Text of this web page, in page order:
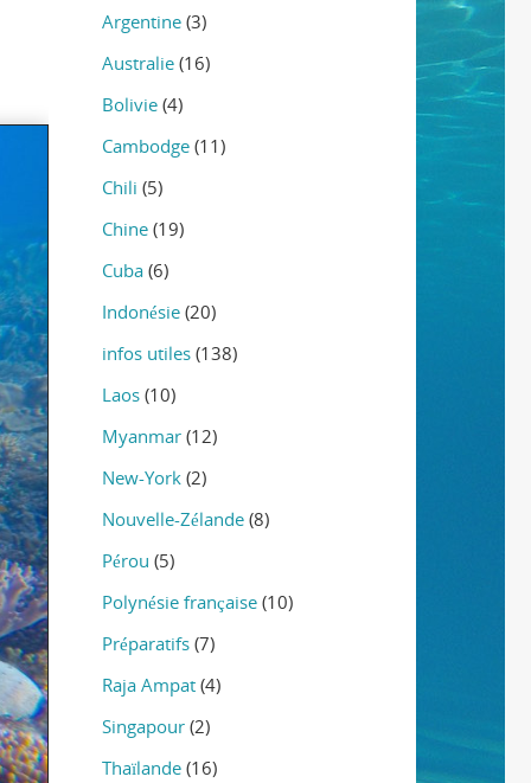
Argentine (3)
Australie (16)
Bolivie (4)
Cambodge (11)
Chili (5)
Chine (19)
Cuba (6)
Indonésie (20)
infos utiles (138)
Laos (10)
Myanmar (12)
New-York (2)
Nouvelle-Zélande (8)
Pérou (5)
Polynésie française (10)
Préparatifs (7)
Raja Ampat (4)
Singapour (2)
Thaïlande (16)